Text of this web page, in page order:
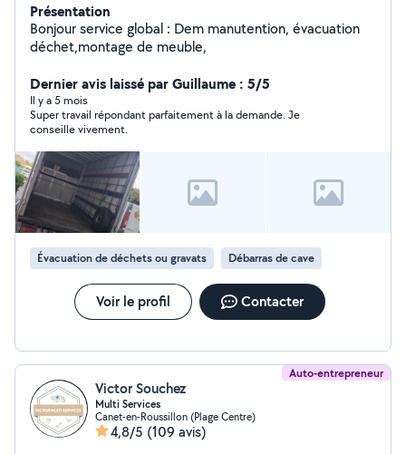
Présentation
Bonjour service global : Dem manutention, évacuation
déchet,montage de meuble,
Dernier avis laissé par Guillaume : 5/5
Il y a 5 mois
Super travail répondant parfaitement à la demande. Je
conseille vivement.
Évacuation de déchets ou gravats Débarras de cave
Voir le profil Contacter
Auto-entrepreneur
Victor Souchez
Multi Services
Canet-en-Roussillon (Plage Centre)
4,8/5 (109 avis)